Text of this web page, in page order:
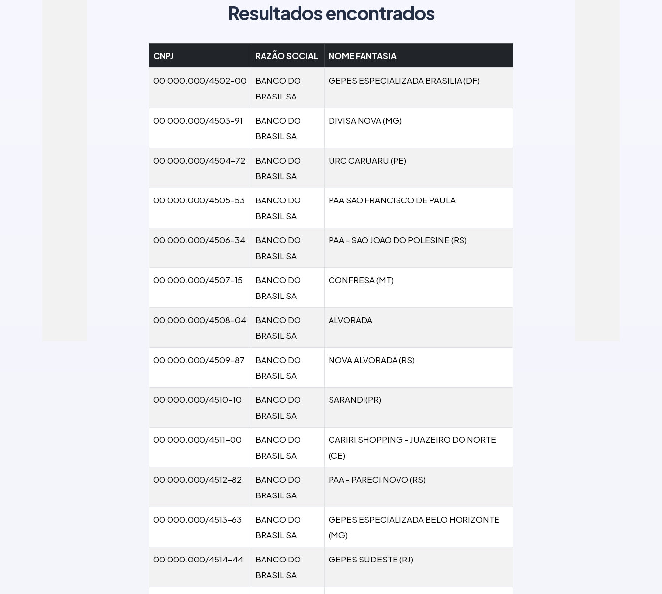
Resultados encontrados
CNPJ RAZÃO SOCIAL NOME FANTASIA
00.000.000/4502-00
BANCO DO
BRASIL SA
GEPES ESPECIALIZADA BRASILIA (DF)
00.000.000/4503-91
BANCO DO
BRASIL SA
DIVISA NOVA (MG)
00.000.000/4504-72
BANCO DO
BRASIL SA
URC CARUARU (PE)
00.000.000/4505-53
BANCO DO
BRASIL SA
PAA SAO FRANCISCO DE PAULA
00.000.000/4506-34
BANCO DO
BRASIL SA
PAA - SAO JOAO DO POLESINE (RS)
00.000.000/4507-15
BANCO DO
BRASIL SA
CONFRESA (MT)
00.000.000/4508-04
BANCO DO
BRASIL SA
ALVORADA
00.000.000/4509-87
BANCO DO
BRASIL SA
NOVA ALVORADA (RS)
00.000.000/4510-10
BANCO DO
BRASIL SA
SARANDI(PR)
00.000.000/4511-00
BANCO DO
BRASIL SA
CARIRI SHOPPING - JUAZEIRO DO NORTE
(CE)
00.000.000/4512-82
BANCO DO
BRASIL SA
PAA - PARECI NOVO (RS)
00.000.000/4513-63
BANCO DO
BRASIL SA
GEPES ESPECIALIZADA BELO HORIZONTE
(MG)
00.000.000/4514-44
BANCO DO
BRASIL SA
GEPES SUDESTE (RJ)